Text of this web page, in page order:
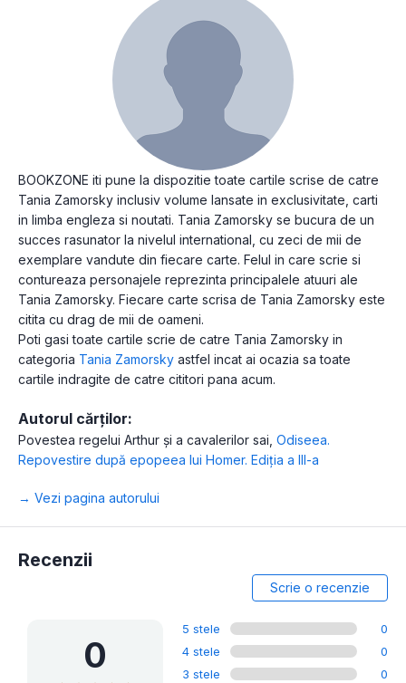
BOOKZONE iti pune la dispozitie toate cartile scrise de catre
Tania Zamorsky inclusiv volume lansate in exclusivitate, carti
in limba engleza si noutati. Tania Zamorsky se bucura de un
succes rasunator la nivelul international, cu zeci de mii de
exemplare vandute din fiecare carte. Felul in care scrie si
contureaza personajele reprezinta principalele atuuri ale
Tania Zamorsky. Fiecare carte scrisa de Tania Zamorsky este
citita cu drag de mii de oameni.
Poti gasi toate cartile scrie de catre Tania Zamorsky in
categoria Tania Zamorsky astfel incat ai ocazia sa toate
cartile indragite de catre cititori pana acum.
Autorul cărților:
Povestea regelui Arthur şi a cavalerilor sai Odiseea.
Repovestire după epopeea lui Homer. Ediţia a III-a
→ Vezi pagina autorului
Recenzii
Scrie o recenzie
0
5 stele
0
4 stele
0
3 stele
0